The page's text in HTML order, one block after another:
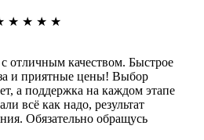
★ ★ ★ ★
отличным качеством. Быстрое
и приятные цены! Выбор
а поддержка на каждом этапе
всё как надо, результат
Обязательно обращусь